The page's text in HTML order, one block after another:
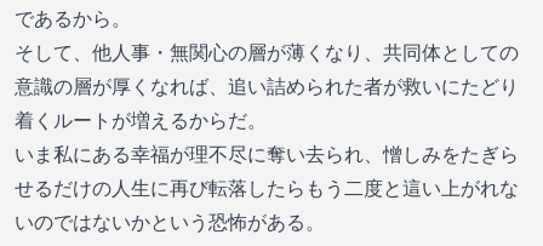
であるから。
そして、他人事・無関心の層が薄くなり、共同体としての
意識の層が厚くなれば、追い詰められた者が救いにたどり
着くルートが増えるからだ。
いま私にある幸福が理不尽に奪い去られ、憎しみをたぎら
せるだけの人生に再び転落したらもう二度と這い上がれな
いのではないかという恐怖がある。